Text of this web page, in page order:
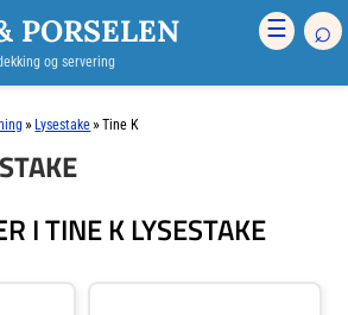
PORSELEN
og servering
☰ ⌕
» Lysestake »Tine K
I TINE K LYSESTAKE